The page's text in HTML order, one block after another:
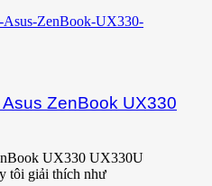
ZenBook UX330
UX330 UX330U
tôi giải thích như